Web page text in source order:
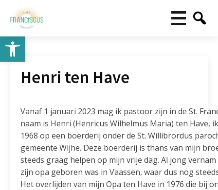
Toolbar openen
Henri ten Have
Vanaf 1 januari 2023 mag ik pastoor zijn in de St.
naam is Henri (Henricus Wilhelmus Maria) ten Have,
1968 op een boerderij onder de St. Willibrordus
gemeente Wijhe. Deze boerderij is thans van mijn
steeds graag helpen op mijn vrije dag. Al jong
zijn opa geboren was in Vaassen, waar dus nog
Het overlijden van mijn Opa ten Have in 1976 die bij